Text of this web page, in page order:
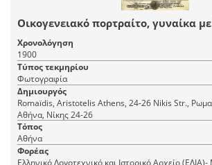
Οικογενειακό πορτραίτο, γυναίκα
Χρονολόγηση
1900
Τύπος τεκμηρίου
Φωτογραφία
Δημιουργός
Romaїdis, Aristotelis Athens, 24-26 Nikis Str., Ρωμαΐδης, Αριστοτέλης
Αθήνα, Νίκης 24-26
Τόπος
Αθήνα
Φορέας